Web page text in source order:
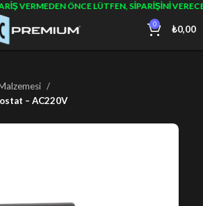
VERMEDEN ÖNCE LÜTFEN, SIPARIŞINI
0 ₺0,00
– AC220V